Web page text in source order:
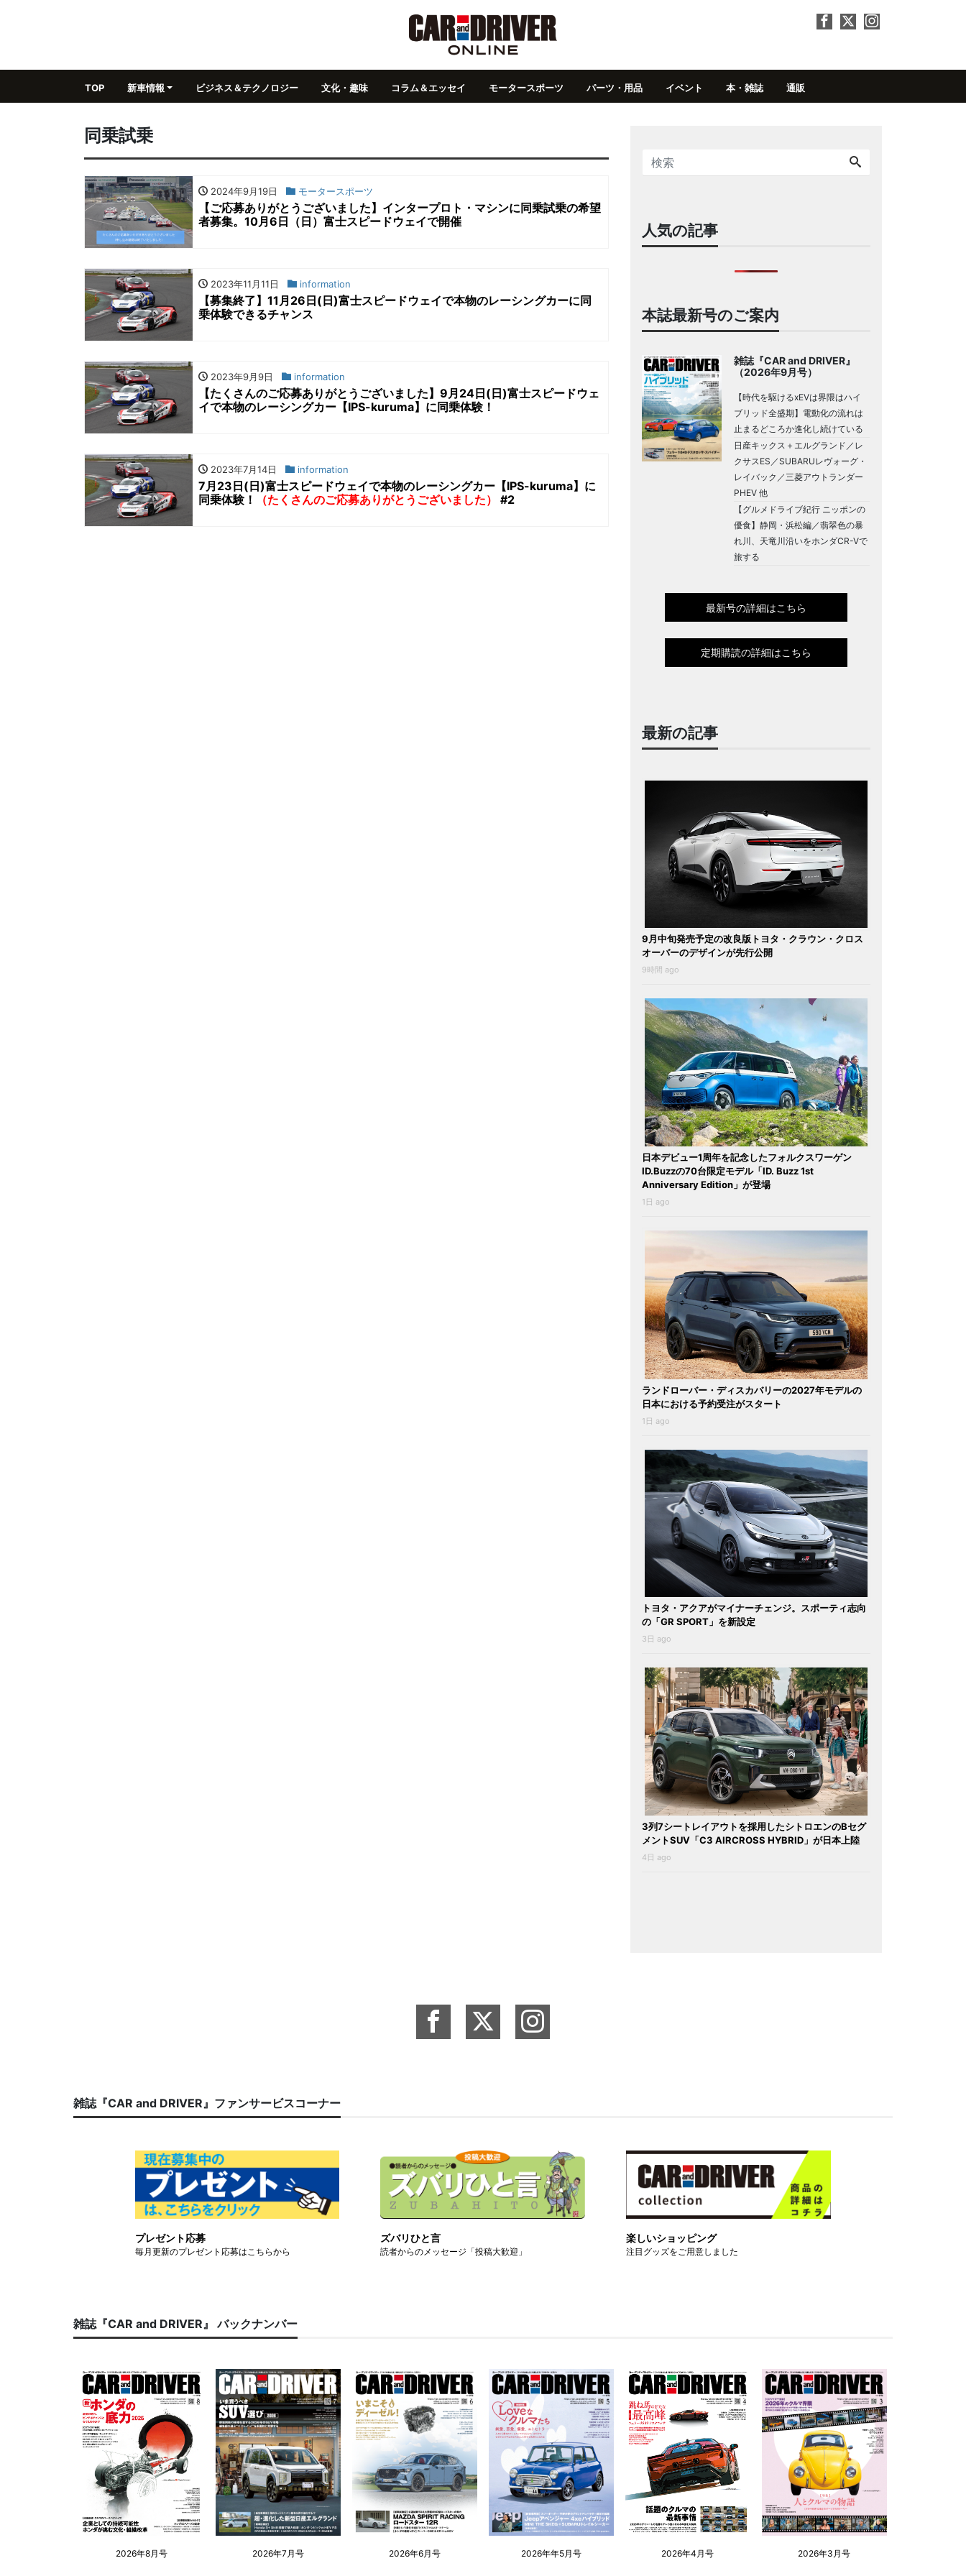
TOP 新車情報 ビジネス＆テクノロジー 文化・趣味 コラム＆エッセイ モータースポーツ パーツ・用品 イベント 本・雑誌 通販
同乗試乗
2024年9月19日 モータースポーツ
【ご応募ありがとうございました】インタープロト・マシンに同乗試乗の希望
者募集。10月6日（日）富士スピードウェイで開催
2023年11月11日 information
【募集終了】11月26日(日)富士スピードウェイで本物のレーシングカーに同
乗体験できるチャンス
2023年9月9日 information
【たくさんのご応募ありがとうございました】9月24日(日)富士スピードウェ
イで本物のレーシングカー【IPS-kuruma】に同乗体験！
2023年7月14日 information
7月23日(日)富士スピードウェイで本物のレーシングカー【IPS-kuruma】に
同乗体験！
（たくさんのご応募ありがとうございました） #2
人気の記事
本誌最新号のご案内
雑誌『CAR and DRIVER』
（2026年9月号）
【時代を駆けるxEVは界隈はハイ
ブリッド全盛期】電動化の流れは
止まるどころか進化し続けている
日産キックス＋エルグランド／レ
クサスES／SUBARUレヴォーグ・
レイバック／三菱アウトランダー
PHEV 他
【グルメドライブ紀行 ニッポンの
優食】静岡・浜松編／翡翠色の暴
れ川、天竜川沿いをホンダCR-Vで
旅する
最新号の詳細はこちら
定期購読の詳細はこちら
最新の記事
9月中旬発売予定の改良版トヨタ・クラウン・クロス
オーバーのデザインが先行公開
9時間 ago
日本デビュー1周年を記念したフォルクスワーゲン
ID.Buzzの70台限定モデル「ID. Buzz 1st
Anniversary Edition」が登場
1日 ago
ランドローバー・ディスカバリーの2027年モデルの
日本における予約受注がスタート
1日 ago
トヨタ・アクアがマイナーチェンジ。スポーティ志向
の「GR SPORT」を新設定
3日 ago
3列7シートレイアウトを採用したシトロエンのBセグ
メントSUV「C3 AIRCROSS HYBRID」が日本上陸
4日 ago
雑誌『CAR and DRIVER』ファンサービスコーナー
プレゼント応募
毎月更新のプレゼント応募はこちらから
ズバリひと言
読者からのメッセージ「投稿大歓迎」
楽しいショッピング
注目グッズをご用意しました
雑誌『CAR and DRIVER』 バックナンバー
2026年8月号 2026年7月号 2026年6月号 2026年年5月号 2026年4月号 2026年3月号